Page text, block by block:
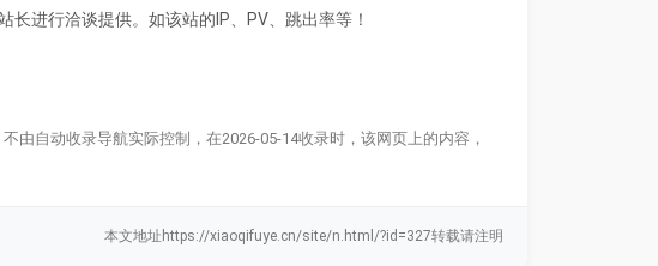
进行洽谈提供。如该站的IP、PV、跳出率等！
自动收录导航实际控制，在2026-05-14收录时，该网页上的内容，
本文地址https://xiaoqifuye.cn/site/n.html/?id=327转载请注明